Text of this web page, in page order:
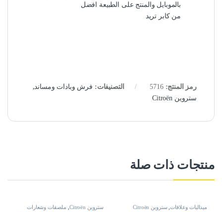
بالموبايل والمنتج على الطبيعة افضل
من كابر تريد
رمز المنتج:5716 التصنيفات: فرش وبادات ومساند,
ستروين Citroën
منتجات ذات صلة
ميداليات وعلاقات,ستروين Citroën ستروين Citroën ملصقات وشعارات